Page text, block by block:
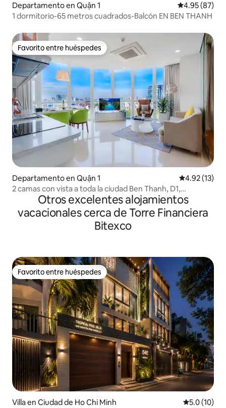
Departamento en Quận 1 Calificación
4.95 (87)
1 dormitorio-65 metros cuadrados-Balcón EN BEN THANH
Favorito entre huéspedes
Favorito entre huéspedes
Departamento en Quận 1 Calificación
4.92 (13)
2 camas con vista a toda la ciudad Ben Thanh, D1,
GIMNASIO-PISCINA
Otros excelentes alojamientos
vacacionales cerca de Torre Financiera
Bitexco
Favorito entre huéspedes
Favorito entre huéspedes
Villa en Ciudad de Ho Chi Minh Calificación
5.0 (10)